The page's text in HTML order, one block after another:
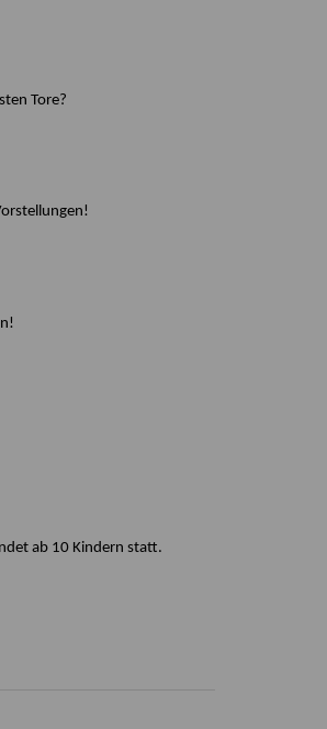
Tore?
ab 10 Kindern statt.